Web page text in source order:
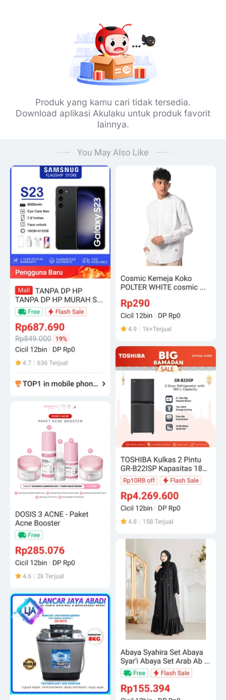
Produk yang kamu cari tidak tersedia.
Download aplikasi Akulaku untuk produk favorit
lainnya.